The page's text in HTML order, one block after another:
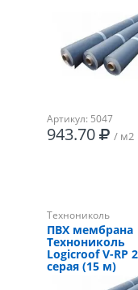
Артикул: 5047
943.70 / м2
Технониколь
ПВХ мембрана
Технониколь
Logicroof V-RP
серая (15 м)